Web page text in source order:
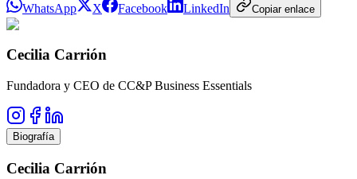
WhatsApp X Facebook LinkedIn Copiar enlace
Cecilia Carrión
Fundadora y CEO de CC&P Business Essentials
Biografía
Cecilia Carrión